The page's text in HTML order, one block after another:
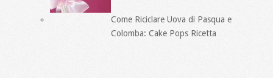
Come Riciclare Uova di Pasqua e
Colomba: Cake Pops Ricetta